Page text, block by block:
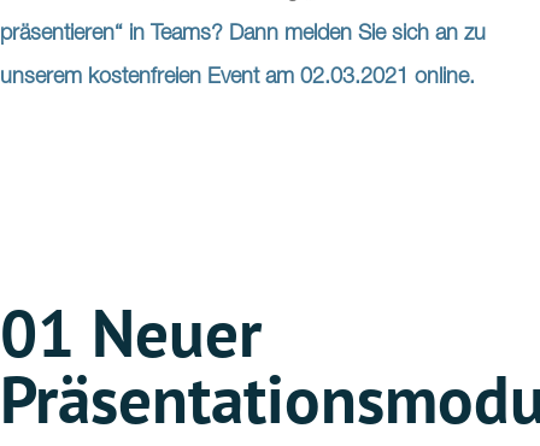
präsentieren“ in Teams? Dann melden Sie sich an zu
unserem kostenfreien Event am 02.03.2021 online.
01 Neuer